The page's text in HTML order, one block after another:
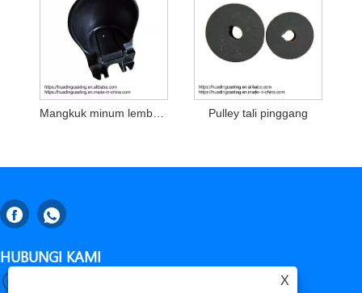
Mangkuk minum lembu automatik 2.7L Pulley tali pinggang
HUBUNGI KAMI
X